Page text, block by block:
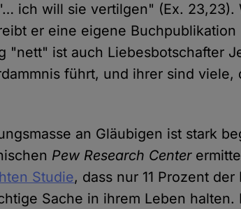
ich will sie vertilgen" (Ex. 23,23).
er eine eigene
"nett" ist auch Liebesbotschafter
führt, und ihrer sind
an Gläubigen ist stark
Pew Research Center
Studie, dass nur 11 Prozent
Sache in ihrem Leben